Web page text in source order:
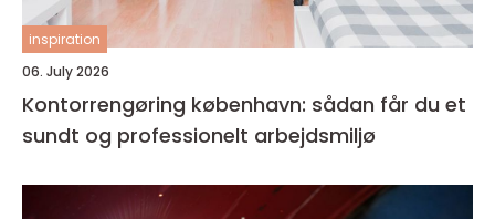
inspiration
06. July 2026
Kontorrengøring københavn: sådan får du et
sundt og professionelt arbejdsmiljø